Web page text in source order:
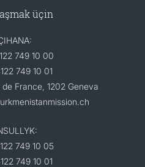
üçin
749 10 00
749 10 01
de France, 1202 Geneva
749 10 05
749 10 01